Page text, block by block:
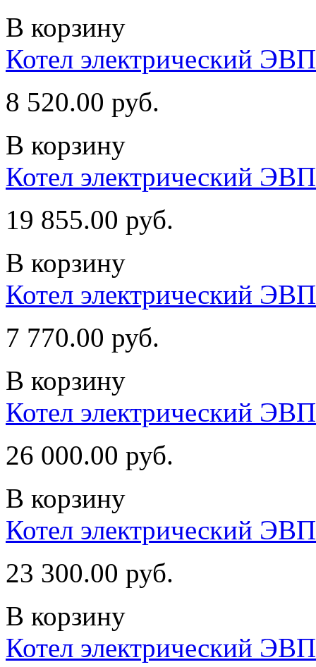
В корзину
Котел электрический
8 520.00 руб.
В корзину
Котел электрический
19 855.00 руб.
В корзину
Котел электрический
7 770.00 руб.
В корзину
Котел электрический
26 000.00 руб.
В корзину
Котел электрический
23 300.00 руб.
В корзину
Котел электрический